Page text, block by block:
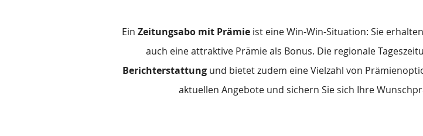
Zusätzliche
Informationen
Ein Zeitungsabo mit Prämieist eine Win-Win-Situation: Sie
auch eine attraktive Prämie als Bonus. Die regionale
Berichterstattung und bietet zudem eine Vielzahl von
aktuellen Angebote und sichern Sie sich Ihre